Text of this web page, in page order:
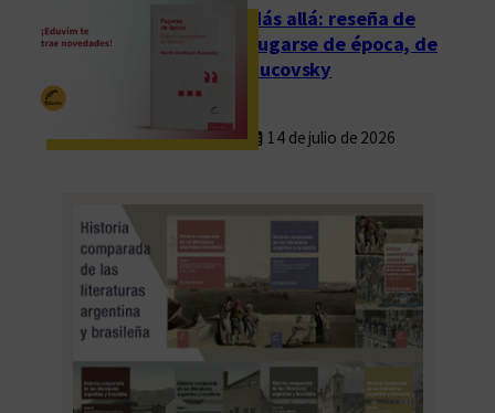
Más allá: reseña de
Fugarse de época, de
Rucovsky
14 de julio de 2026